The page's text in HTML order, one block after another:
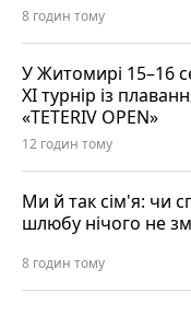
8 годин тому
У Житомирі 15–16
XI турнір із
«TETERIV OPEN»
12 годин тому
Ми й так сім'я: чи
шлюбу нічого не
8 годин тому